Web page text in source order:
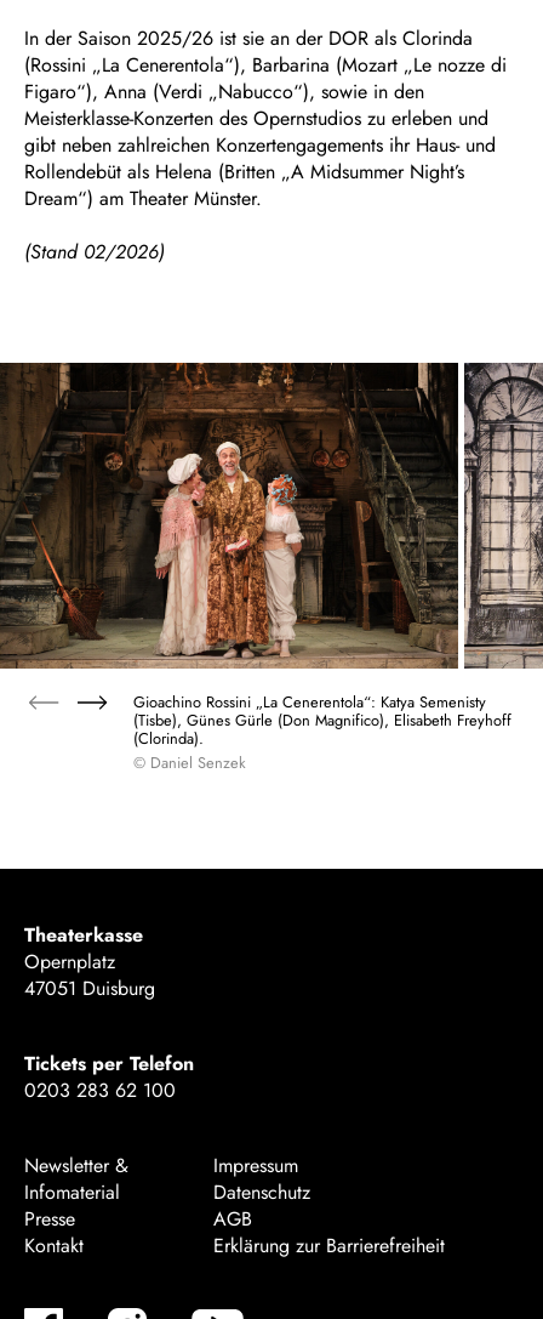
In der Saison 2025/26 ist sie an der DOR als Clorinda
(Rossini „La Cenerentola“), Barbarina (Mozart „Le nozze di
Figaro“), Anna (Verdi „Nabucco“), sowie in den
Meisterklasse-Konzerten des Opernstudios zu erleben und
gibt neben zahlreichen Konzertengagements ihr Haus- und
Rollendebüt als Helena (Britten „A Midsummer Night’s
Dream“) am Theater Münster.
(Stand 02/2026)
Gioachino Rossini „La Cenerentola“: Katya Semenisty
(Tisbe), Günes Gürle (Don Magnifico), Elisabeth Freyhoff
(Clorinda).
© Daniel Senzek
Theaterkasse
Opernplatz
47051 Duisburg
Tickets per Telefon
0203 283 62 100
Newsletter &
Infomaterial
Presse
Kontakt
Impressum
Datenschutz
AGB
Erklärung zur Barrierefreiheit